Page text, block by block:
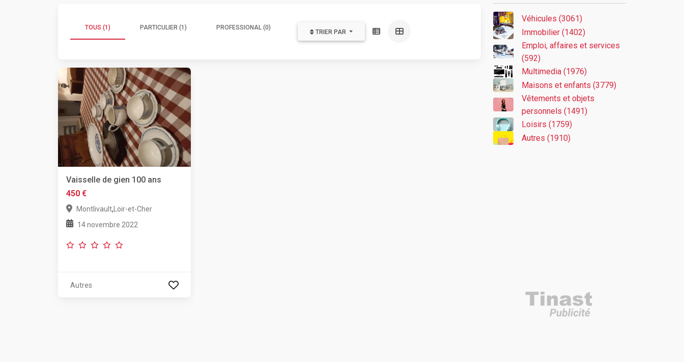
TOUS (1) PARTICULIER (1) PROFESSIONAL (0)
TRIER PAR
Vaisselle de gien 100 ans
450 €
Montlivault,Loir-et-Cher
14 novembre 2022
Autres
Véhicules (3061)
Immobilier (1402)
Emploi, affaires et services
(592)
Multimedia (1976)
Maisons et enfants (3779)
Vêtements et objets
personnels (1491)
Loisirs (1759)
Autres (1910)